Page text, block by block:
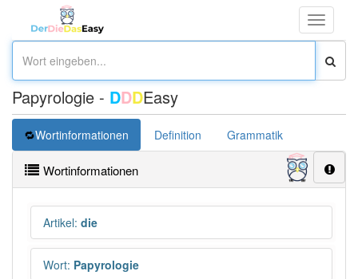
Toggle
Papyrologie - DDDEasy
Wortinformationen Definition Grammatik
Wortinformationen
Artikel: die
Wort: Papyrologie